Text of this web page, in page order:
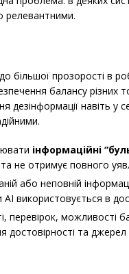
релевантними.
більшої прозорості в
балансу різних
дезінформації навіть у
інформаційні
не отримує повного
або неповній
використовується в
перевірок, можливості
та джерел